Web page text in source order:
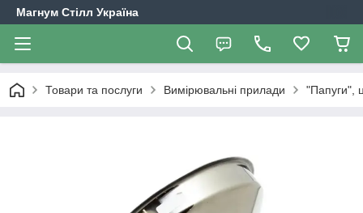
Магнум Стілл Україна
Товари та послуги Вимірювальні прилади "Папуги",